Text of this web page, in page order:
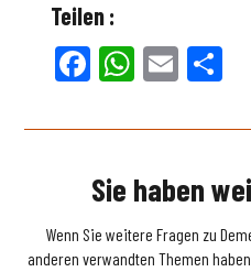
Teilen :
Facebook
WhatsApp
Email
Sie haben
Wenn Sie weitere Fragen zu
anderen verwandten Themen